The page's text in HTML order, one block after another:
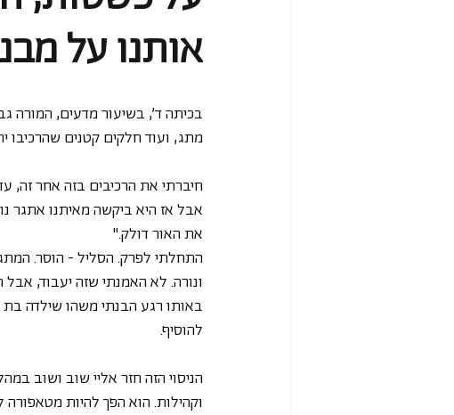
אותנו על
בכיתה ד’, בשיעור מדעים, המורה
מתג, ועוד חלקים קטנים שהרכיבו
חיברתי את הרכיבים בזה אחר זה,
אבל אז היא ביקשה מאיתנו אתגר
את האור דולק."
התחלתי לפרק. הסליל - הוסר.
ונורה. לא האמנתי שזה יעבוד,
באותו רגע הבנתי משהו שילדה בת
להוסיף.
הניסוי הזה חזר אליי שוב ושוב
וקהילות. הוא הפך להיות